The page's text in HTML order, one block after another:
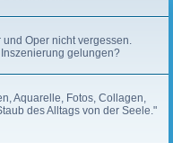
Oper nicht vergessen.
gelungen?
Aquarelle, Fotos, Collagen,
des Alltags von der Seele."